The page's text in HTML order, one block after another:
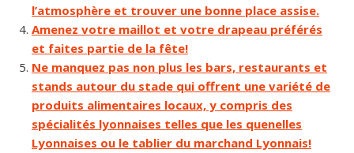
l’atmosphère et trouver une bonne place assise.
Amenez votre maillot et votre drapeau préférés
et faites partie de la fête!
Ne manquez pas non plus les bars, restaurants et
stands autour du stade qui offrent une variété de
produits alimentaires locaux, y compris des
spécialités lyonnaises telles que les quenelles
Lyonnaises ou le tablier du marchand Lyonnais!